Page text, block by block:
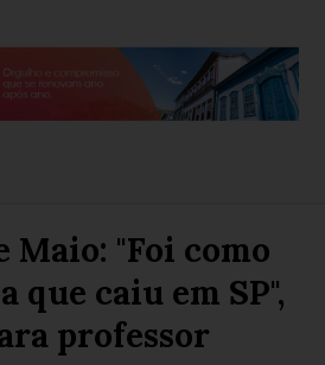
Maio: "Foi como
que caiu em SP",
professor